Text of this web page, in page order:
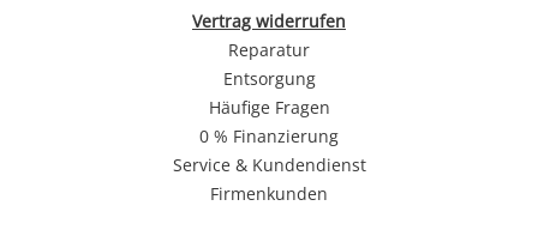
Vertrag widerrufen
Reparatur
Entsorgung
Häufige Fragen
0 % Finanzierung
Service & Kundendienst
Firmenkunden